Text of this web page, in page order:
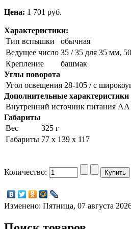
Цена: 1 701 pуб.
Характеристики:
Тип вспышки
обычная
Ведущее число 35 / 35 для 35 мм,
Крепление
башмак
Углы поворота
Угол освещения 28-105 / с
Дополнительные характеристики
Внутренний источник питания AA
Габариты
Вес
325 г
Габариты 77 х 139 х 117
Количество:
Изменено: Пятница, 07 августа